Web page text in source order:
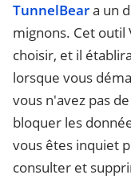
TunnelBeara un
mignons. Cet outil
choisir, et il
lorsque vous
vous n'avez pas
bloquer les
vous êtes inquiet
consulter et